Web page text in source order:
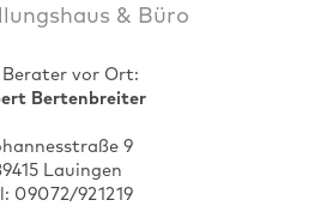
& Büro
Berater vor Ort:
Bertenbreiter
9
Lauingen
0 90 72/92 12 19